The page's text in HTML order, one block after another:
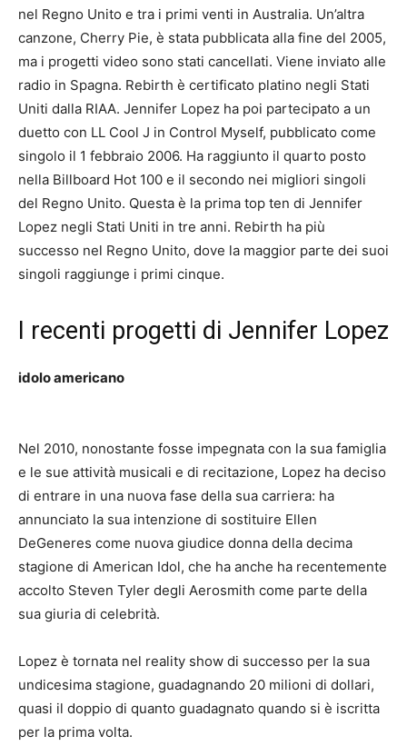
nel Regno Unito e tra i primi venti in Australia. Un’altra
canzone, Cherry Pie, è stata pubblicata alla fine del 2005,
ma i progetti video sono stati cancellati. Viene inviato alle
radio in Spagna. Rebirth è certificato platino negli Stati
Uniti dalla RIAA. Jennifer Lopez ha poi partecipato a un
duetto con LL Cool J in Control Myself, pubblicato come
singolo il 1 febbraio 2006. Ha raggiunto il quarto posto
nella Billboard Hot 100 e il secondo nei migliori singoli
del Regno Unito. Questa è la prima top ten di Jennifer
Lopez negli Stati Uniti in tre anni. Rebirth ha più
successo nel Regno Unito, dove la maggior parte dei suoi
singoli raggiunge i primi cinque.
I recenti progetti di Jennifer Lopez
idolo americano
Nel 2010, nonostante fosse impegnata con la sua famiglia
e le sue attività musicali e di recitazione, Lopez ha deciso
di entrare in una nuova fase della sua carriera: ha
annunciato la sua intenzione di sostituire Ellen
DeGeneres come nuova giudice donna della decima
stagione di American Idol, che ha anche ha recentemente
accolto Steven Tyler degli Aerosmith come parte della
sua giuria di celebrità.
Lopez è tornata nel reality show di successo per la sua
undicesima stagione, guadagnando 20 milioni di dollari,
quasi il doppio di quanto guadagnato quando si è iscritta
per la prima volta.